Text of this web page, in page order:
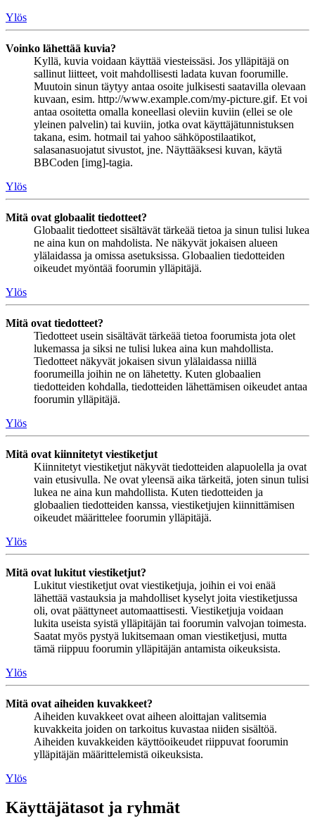
Ylös
Voinko lähettää kuvia?
Kyllä, kuvia voidaan käyttää viesteissäsi. Jos ylläpitäjä on
sallinut liitteet, voit mahdollisesti ladata kuvan foorumille.
Muutoin sinun täytyy antaa osoite julkisesti saatavilla olevaan
kuvaan, esim. http://www.example.com/my-picture.gif. Et voi
antaa osoitetta omalla koneellasi oleviin kuviin (ellei se ole
yleinen palvelin) tai kuviin, jotka ovat käyttäjätunnistuksen
takana, esim. hotmail tai yahoo sähköpostilaatikot,
salasanasuojatut sivustot, jne. Näyttääksesi kuvan, käytä
BBCoden [img]-tagia.
Ylös
Mitä ovat globaalit tiedotteet?
Globaalit tiedotteet sisältävät tärkeää tietoa ja sinun tulisi lukea
ne aina kun on mahdolista. Ne näkyvät jokaisen alueen
ylälaidassa ja omissa asetuksissa. Globaalien tiedotteiden
oikeudet myöntää foorumin ylläpitäjä.
Ylös
Mitä ovat tiedotteet?
Tiedotteet usein sisältävät tärkeää tietoa foorumista jota olet
lukemassa ja siksi ne tulisi lukea aina kun mahdollista.
Tiedotteet näkyvät jokaisen sivun ylälaidassa niillä
foorumeilla joihin ne on lähetetty. Kuten globaalien
tiedotteiden kohdalla, tiedotteiden lähettämisen oikeudet antaa
foorumin ylläpitäjä.
Ylös
Mitä ovat kiinnitetyt viestiketjut
Kiinnitetyt viestiketjut näkyvät tiedotteiden alapuolella ja ovat
vain etusivulla. Ne ovat yleensä aika tärkeitä, joten sinun tulisi
lukea ne aina kun mahdollista. Kuten tiedotteiden ja
globaalien tiedotteiden kanssa, viestiketjujen kiinnittämisen
oikeudet määrittelee foorumin ylläpitäjä.
Ylös
Mitä ovat lukitut viestiketjut?
Lukitut viestiketjut ovat viestiketjuja, joihin ei voi enää
lähettää vastauksia ja mahdolliset kyselyt joita viestiketjussa
oli, ovat päättyneet automaattisesti. Viestiketjuja voidaan
lukita useista syistä ylläpitäjän tai foorumin valvojan toimesta.
Saatat myös pystyä lukitsemaan oman viestiketjusi, mutta
tämä riippuu foorumin ylläpitäjän antamista oikeuksista.
Ylös
Mitä ovat aiheiden kuvakkeet?
Aiheiden kuvakkeet ovat aiheen aloittajan valitsemia
kuvakkeita joiden on tarkoitus kuvastaa niiden sisältöä.
Aiheiden kuvakkeiden käyttöoikeudet riippuvat foorumin
ylläpitäjän määrittelemistä oikeuksista.
Ylös
Käyttäjätasot ja ryhmät